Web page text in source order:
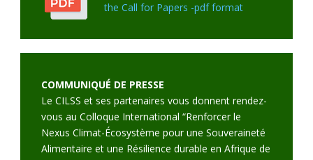
the Call for Papers -pdf format
COMMUNIQUÉ DE PRESSE
Le CILSS et ses partenaires vous donnent rendez-
vous au Colloque International “Renforcer le
Nexus Climat-Écosystème pour une Souveraineté
Alimentaire et une Résilience durable en Afrique de